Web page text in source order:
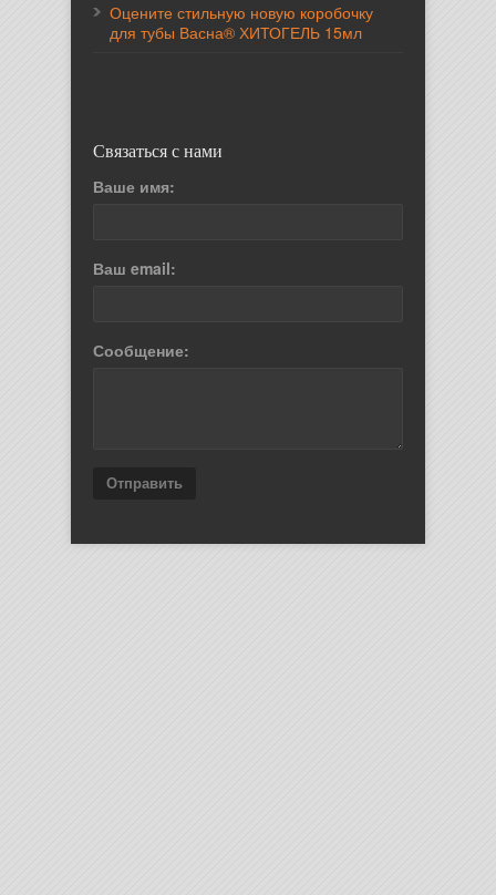
Оцените стильную новую коробочку
для тубы Васна® ХИТОГЕЛЬ 15мл
Связаться с нами
Ваше имя:
Ваш email:
Сообщение:
Отправить